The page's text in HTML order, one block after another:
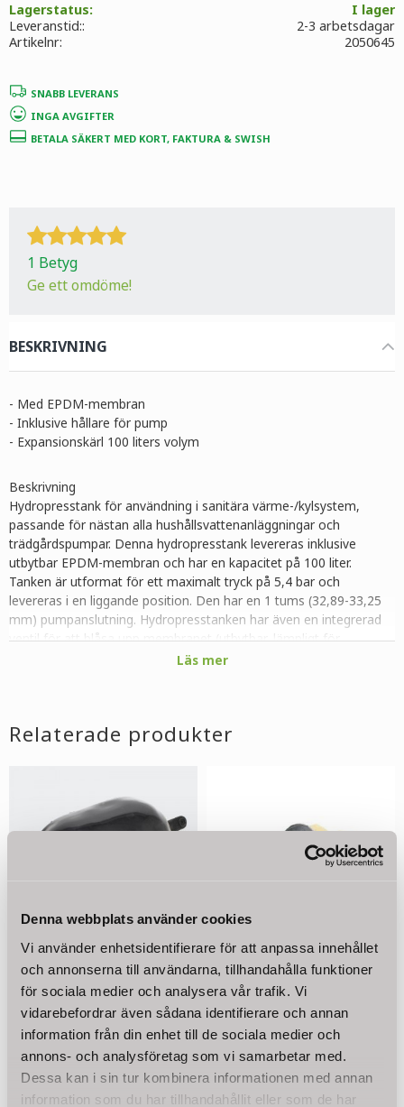
Denna webbplats använder cookies
Vi använder enhetsidentifierare för att anpassa innehållet
och annonserna till användarna, tillhandahålla funktioner
för sociala medier och analysera vår trafik. Vi
vidarebefordrar även sådana identifierare och annan
information från din enhet till de sociala medier och
annons- och analysföretag som vi samarbetar med.
Dessa kan i sin tur kombinera informationen med annan
information som du har tillhandahållit eller som de har
Lagerstatus
I lager
Artikelnr
2050645
Leveranstid: 2-3 arbetsdagar
SNABB LEVERANS
INGA AVGIFTER
BETALA SÄKERT MED KORT, FAKTURA & SWISH
1 Betyg
Ge ett omdöme!
BESKRIVNING
- Med EPDM-membran
- Inklusive hållare för pump
- Expansionskärl 100 liters volym
Beskrivning
Hydropresstank för användning i sanitära värme-/kylsystem,
passande för nästan alla hushållsvattenanläggningar och
trädgårdspumpar. Denna hydropresstank levereras inklusive
utbytbar EPDM-membran och har en kapacitet på 100 liter.
Tanken är utformat för ett maximalt tryck på 5,4 bar och
levereras i en liggande position. Den har en 1 tums (32,89-33,25
mm) pumpanslutning. Hydropresstanken har även en integrerad
ventil för att blåsa upp membranet (utbytbar, lämpligt för
tillverkaren för täthet upp till 5,4 bars vattentryck.
Diameter: 450 mm
Lufttryck: 1,8 bar
Anslutning: 1" yttergänga (32,89 - 33,25 mm)
Material: Stål
Membran material: EPDM (utbytbar)
Färg: röd
Arbetstemperatur: max 99°C
Luftventil: schraderventil / bildäckventil
Väggmontering: Möjligt
Läs mer
Relaterade produkter
EPDM membran blåsa
till hydropress tank 100
liter
EPDM membran, lämpligt för
dricksvatten
795KR
Schraderventil
hydropress tank 24L-
100L
Schraderventil till
hydropresstank
95